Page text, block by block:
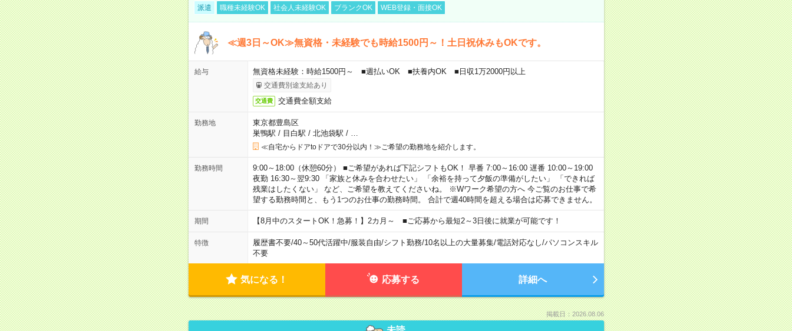
派遣 職種未経験OK 社会人未経験OK ブランクOK WEB登録・面接OK
≪週3日～OK≫無資格・未経験でも時給1500円～！土日祝休みもOKです。
給与 無資格未経験：時給1500円～ ■週払いOK ■扶養内OK ■日収1万2000円以上
交通費別途支給あり
交通費 交通費全額支給
勤務地
東京都豊島区
巣鴨駅 / 目白駅 / 北池袋駅 /
≪自宅からドアtoドアで30分以内！≫ご希望の勤務地を紹介します。
勤務時間
9:00～18:00（休憩60分） ■ご希望があれば下記シフトもOK！ 早番 7:00～16:00 遅番 10:00～19:00
夜勤 16:30～翌9:30 「家族と休みを合わせたい」 「余裕を持って夕飯の準備がしたい」 「できれば
残業はしたくない」 など、ご希望を教えてくださいね。 ※Wワーク希望の方へ 今ご覧のお仕事で希
望する勤務時間と、もう1つのお仕事の勤務時間。 合計で週40時間を超える場合は応募できません。
期間 【8月中のスタートOK！急募！】2カ月～ ■ご応募から最短2～3日後に就業が可能です！
特徴 履歴書不要/40～50代活躍中/服装自由/シフト勤務/10名以上の大量募集/電話対応なし/パソコンスキル
不要
気になる！ 応募する 詳細へ
掲載日：2026.08.06